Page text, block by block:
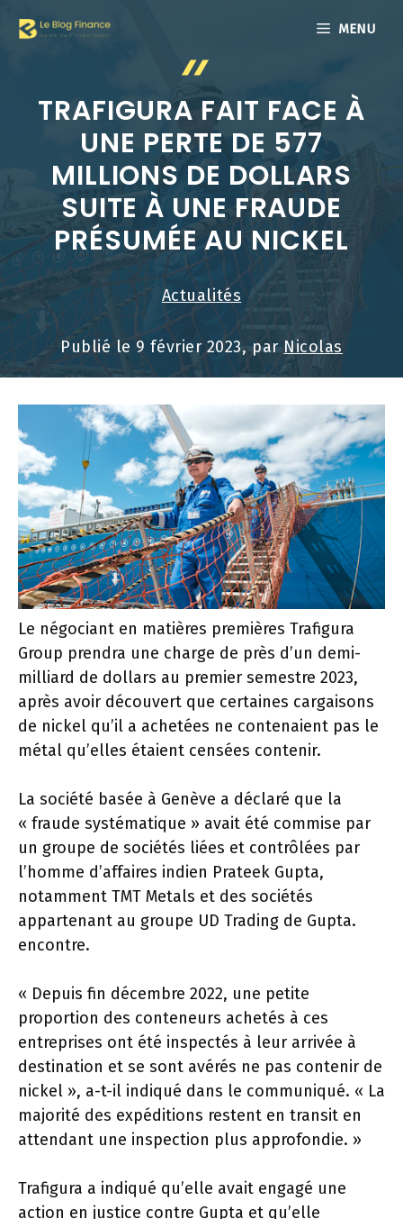
MENU
TRAFIGURA FAIT FACE À
UNE PERTE DE 577
MILLIONS DE DOLLARS
SUITE À UNE FRAUDE
PRÉSUMÉE AU NICKEL
Actualités
Publié le 9 février 2023, parNicolas
Le négociant en matières premières Trafigura
Group prendra une charge de près d’un demi-
milliard de dollars au premier semestre 2023,
après avoir découvert que certaines cargaisons
de nickel qu’il a achetées ne contenaient pas le
métal qu’elles étaient censées contenir.
La société basée à Genève a déclaré que la
« fraude systématique » avait été commise par
un groupe de sociétés liées et contrôlées par
l’homme d’affaires indien Prateek Gupta,
notamment TMT Metals et des sociétés
appartenant au groupe UD Trading de Gupta.
encontre.
« Depuis fin décembre 2022, une petite
proportion des conteneurs achetés à ces
entreprises ont été inspectés à leur arrivée à
destination et se sont avérés ne pas contenir de
nickel », a-t-il indiqué dans le communiqué. « La
majorité des expéditions restent en transit en
attendant une inspection plus approfondie. »
Trafigura a indiqué qu’elle avait engagé une
action en justice contre Gupta et qu’elle